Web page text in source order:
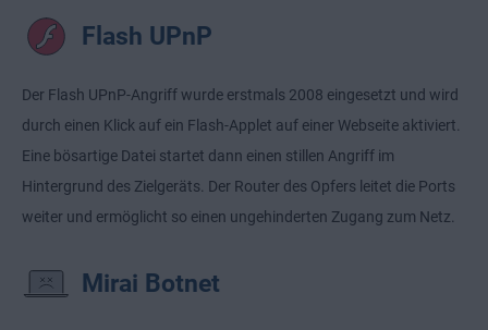
Flash UPnP
Der Flash UPnP-Angriff wurde erstmals 2008 eingesetzt und wird
durch einen Klick auf ein Flash-Applet auf einer Webseite aktiviert.
Eine bösartige Datei startet dann einen stillen Angriff im
Hintergrund des Zielgeräts. Der Router des Opfers leitet die Ports
weiter und ermöglicht so einen ungehinderten Zugang zum Netz.
Mirai Botnet